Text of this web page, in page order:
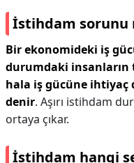
İstihdam sorunu
Bir ekonomideki iş
durumdaki insanların
hala iş gücüne ihtiyaç
denir. Aşırı istihdam
ortaya çıkar.
İstihdam hangi